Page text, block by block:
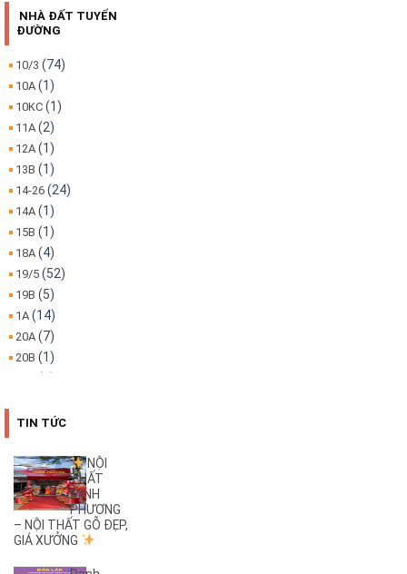
NHÀ ĐẤT TUYẾN
ĐƯỜNG
10/3 (74)
10A (1)
10KC (1)
11A (2)
12A (1)
13B (1)
14-26 (24)
14A (1)
15B (1)
18A (4)
19/5 (52)
19B (5)
1A (14)
20A (7)
20B (1)
25B(4)
26B(1)
27B(2)
2KC(1)
30/4(29)
32(1)
32A(1)
TIN TỨC
NỘI
THẤT
MINH
PHƯƠNG
– NỘI THẤT GỖ ĐẸP,
GIÁ XƯỞNG